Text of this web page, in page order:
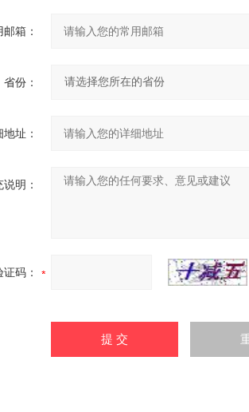
箱：
省份：
址：
明：
证码：